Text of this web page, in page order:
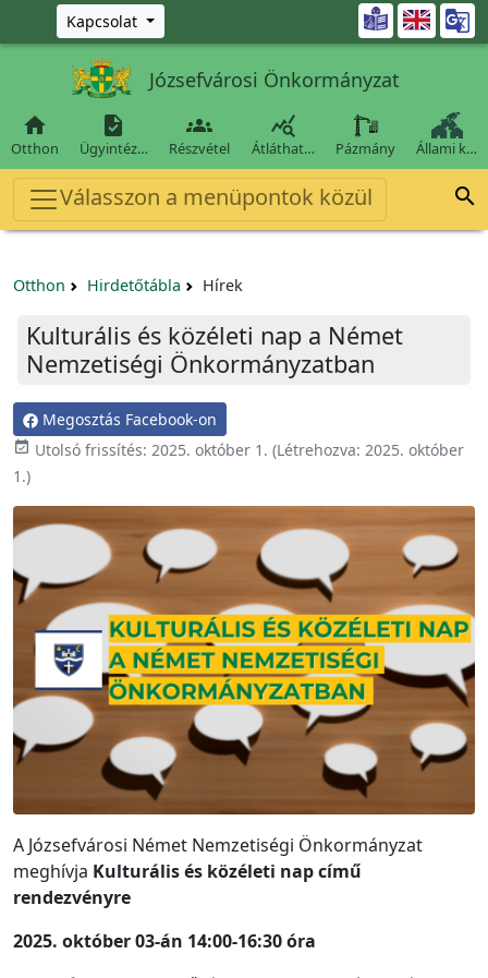
Ugrás a fő tartalomra
Kapcsolat 
Józsefvárosi Önkormányzat

Otthon

Ügyintéz…

Részvétel

Átláthat… Pázmány Állami k…
Válasszon a menüpontok közül 
Otthon Hirdetőtábla Hírek
Kulturális és közéleti nap a Német
Nemzetiségi Önkormányzatban
Megosztás Facebook-on
 Utolsó frissítés: 2025. október 1. (Létrehozva: 2025. október
1.)
A Józsefvárosi Német Nemzetiségi Önkormányzat
meghívja Kulturális és közéleti nap című
rendezvényre
2025. október 03-án 14:00-16:30 óra